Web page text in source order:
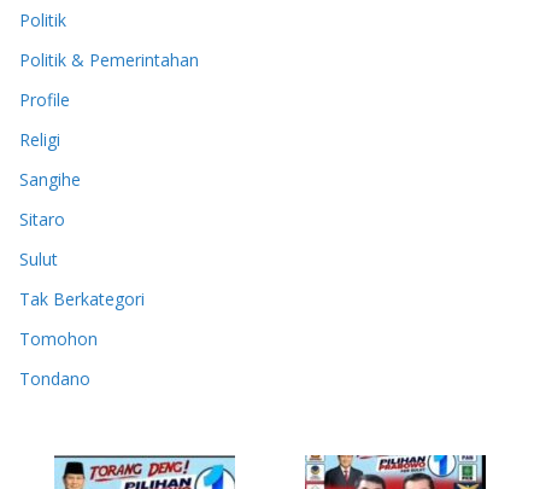
Politik
Politik & Pemerintahan
Profile
Religi
Sangihe
Sitaro
Sulut
Tak Berkategori
Tomohon
Tondano